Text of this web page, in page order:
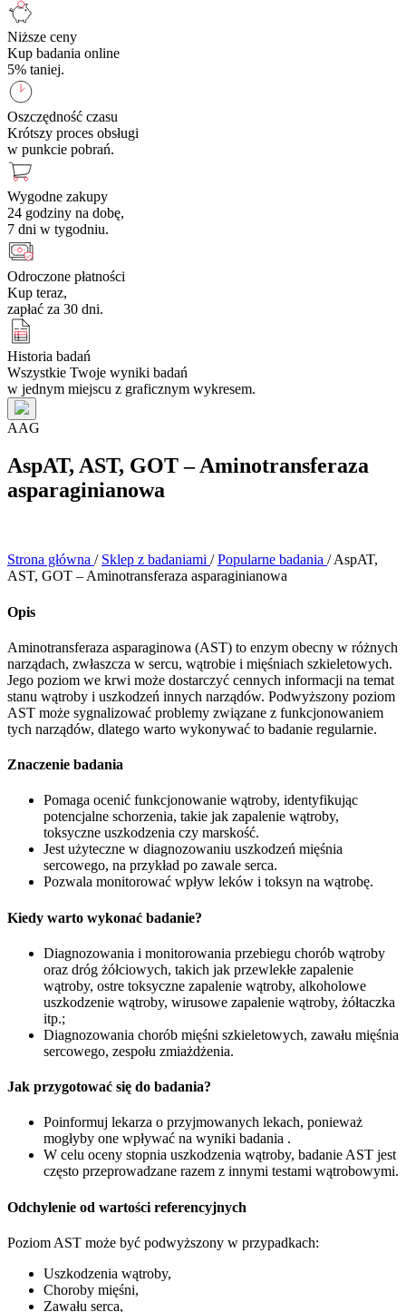
Niższe ceny
Kup badania online
5% taniej.
Oszczędność czasu
Krótszy proces obsługi
w punkcie pobrań.
Wygodne zakupy
24 godziny na dobę,
7 dni w tygodniu.
Odroczone płatności
Kup teraz,
zapłać za 30 dni.
Historia badań
Wszystkie Twoje wyniki badań
w jednym miejscu z graficznym wykresem.
AAG
AspAT, AST, GOT – Aminotransferaza
asparaginianowa
Strona główna / Sklep z badaniami / Popularne badania / AspAT,
AST, GOT – Aminotransferaza asparaginianowa
Opis
Aminotransferaza asparaginowa (AST) to enzym obecny w różnych
narządach, zwłaszcza w sercu, wątrobie i mięśniach szkieletowych.
Jego poziom we krwi może dostarczyć cennych informacji na temat
stanu wątroby i uszkodzeń innych narządów. Podwyższony poziom
AST może sygnalizować problemy związane z funkcjonowaniem
tych narządów, dlatego warto wykonywać to badanie regularnie.
Znaczenie badania
Pomaga ocenić funkcjonowanie wątroby, identyfikując
potencjalne schorzenia, takie jak zapalenie wątroby,
toksyczne uszkodzenia czy marskość.
Jest użyteczne w diagnozowaniu uszkodzeń mięśnia
sercowego, na przykład po zawale serca.
Pozwala monitorować wpływ leków i toksyn na wątrobę.
Kiedy warto wykonać badanie?
Diagnozowania i monitorowania przebiegu chorób wątroby
oraz dróg żółciowych, takich jak przewlekłe zapalenie
wątroby, ostre toksyczne zapalenie wątroby, alkoholowe
uszkodzenie wątroby, wirusowe zapalenie wątroby, żółtaczka
itp.;
Diagnozowania chorób mięśni szkieletowych, zawału mięśnia
sercowego, zespołu zmiażdżenia.
Jak przygotować się do badania?
Poinformuj lekarza o przyjmowanych lekach, ponieważ
mogłyby one wpływać na wyniki badania .
W celu oceny stopnia uszkodzenia wątroby, badanie AST jest
często przeprowadzane razem z innymi testami wątrobowymi.
Odchylenie od wartości referencyjnych
Poziom AST może być podwyższony w przypadkach:
Uszkodzenia wątroby,
Choroby mięśni,
Zawału serca,